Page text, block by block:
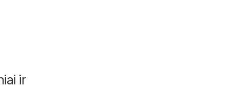
ir